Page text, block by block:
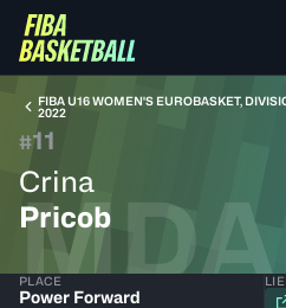
FIBA U16 WOMEN'S EUROBASKET,
2022
#11
Crina
Pricob
MDA
PLACE
Power Forward